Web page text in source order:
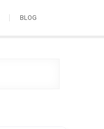
BLOG